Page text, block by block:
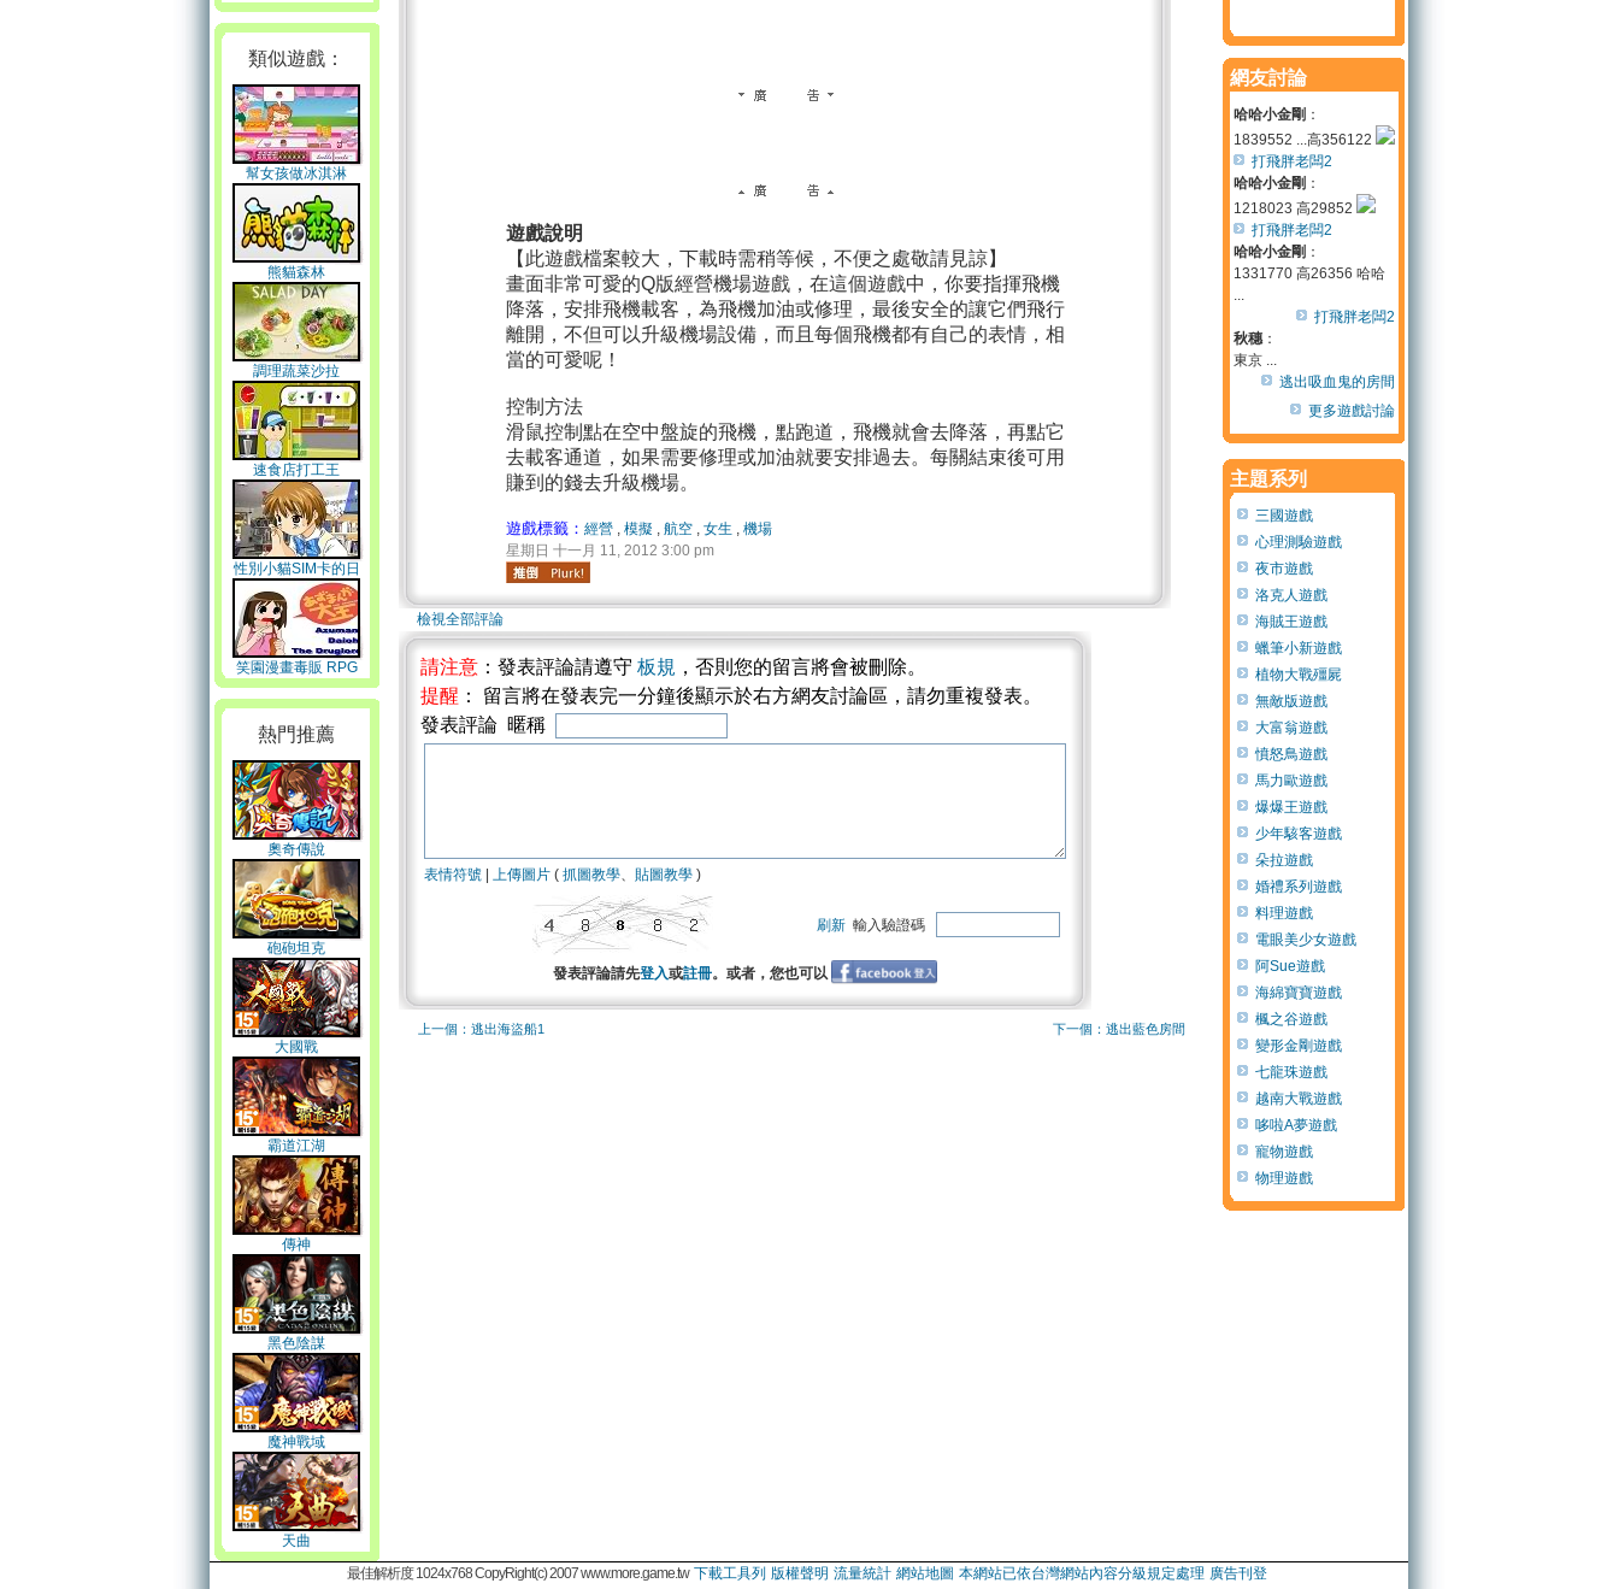
類似遊戲：
幫女孩做冰淇淋
熊貓森林
調理蔬菜沙拉
速食店打工王
性別小貓SIM卡的日
期2
笑園漫畫毒販 RPG
熱門推薦
奧奇傳說
砲砲坦克
大國戰
霸道江湖
傳神
黑色陰謀
魔神戰域
天曲
遊戲說明
【此遊戲檔案較大，下載時需稍等候，不便之處敬請見諒】
畫面非常可愛的Q版經營機場遊戲，在這個遊戲中，你要指揮飛機
降落，安排飛機載客，為飛機加油或修理，最後安全的讓它們飛行
離開，不但可以升級機場設備，而且每個飛機都有自己的表情，相
當的可愛呢！
控制方法
滑鼠控制點在空中盤旋的飛機，點跑道，飛機就會去降落，再點它
去載客通道，如果需要修理或加油就要安排過去。每關結束後可用
賺到的錢去升級機場。
遊戲標籤： 經營, 模擬 , 航空, 女生 , 機場
星期日 十一月 11, 2012 3:00 pm
檢視全部評論
請注意 ：發表評論請遵守 板規 ，否則您的留言將會被刪除。
提醒 ： 留言將在發表完一分鐘後顯示於右方網友討論區，請勿重複發表。
發表評論 暱稱
表情符號 上傳圖片 ( 抓圖教學、 貼圖教學 )
刷新 輸入驗證碼
發表評論請先登入或註冊。或者，您也可以
上一個：逃出海盜船1 下一個：逃出藍色房間
網友討論
哈哈小金剛 ：
1839552 ...高356122
打飛胖老闆2
哈哈小金剛 ：
1218023 高29852
打飛胖老闆2
哈哈小金剛 ：
1331770 高26356 哈哈
...
打飛胖老闆2
秋穗：
東京 ...
逃出吸血鬼的房間
更多遊戲討論
主題系列
三國遊戲
心理測驗遊戲
夜市遊戲
洛克人遊戲
海賊王遊戲
蠟筆小新遊戲
植物大戰殭屍
無敵版遊戲
大富翁遊戲
憤怒鳥遊戲
馬力歐遊戲
爆爆王遊戲
少年駭客遊戲
朵拉遊戲
婚禮系列遊戲
料理遊戲
電眼美少女遊戲
阿Sue遊戲
海綿寶寶遊戲
楓之谷遊戲
變形金剛遊戲
七龍珠遊戲
越南大戰遊戲
哆啦A夢遊戲
寵物遊戲
物理遊戲
最佳解析度 1024x768 CopyRight(c) 2007 www.more.game.tw 下載工具列 版權聲明 流量統計 網站地圖 本網站已依台灣網站內容分級規定處理 廣告刊登